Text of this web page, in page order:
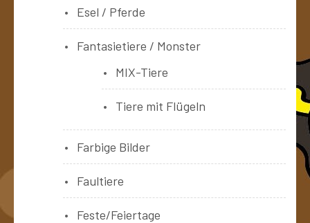
Esel / Pferde
Fantasietiere / Monster
MIX-Tiere
Tiere mit Flügeln
Farbige Bilder
Faultiere
Feste/Feiertage